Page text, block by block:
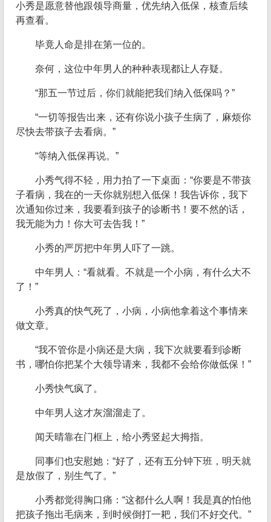
小秀是愿意替他跟领导商量，优先纳入低保，核查后续
再查看。
毕竟人命是排在第一位的。
奈何，这位中年男人的种种表现都让人存疑。
“那五一节过后，你们就能把我们纳入低保吗？”
“一切等报告出来，还有你说小孩子生病了，麻烦你
尽快去带孩子去看病。”
“等纳入低保再说。”
小秀气得不轻，用力拍了一下桌面：“你要是不带孩
子看病，我在的一天你就别想入低保！我告诉你，我下
次通知你过来，我要看到孩子的诊断书！要不然的话，
我无能为力！你大可去告我！”
小秀的严厉把中年男人吓了一跳。
中年男人：“看就看。不就是一个小病，有什么大不
了！”
小秀真的快气死了，小病，小病他拿着这个事情来
做文章。
“我不管你是小病还是大病，我下次就要看到诊断
书，哪怕你把某个大领导请来，我都不会给你做低保！”
小秀快气疯了。
中年男人这才灰溜溜走了。
闻天晴靠在门框上，给小秀竖起大拇指。
同事们也安慰她：“好了，还有五分钟下班，明天就
是放假了，别生气了。”
小秀都觉得胸口痛：“这都什么人啊！我是真的怕他
把孩子拖出毛病来，到时候倒打一耙，我们不好交代。”